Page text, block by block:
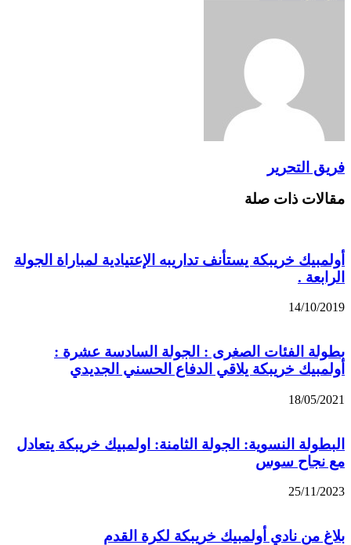
فريق التحرير
مقالات ذات صلة
أولمبيك خريبكة يستأنف تداريبه الإعتيادية لمباراة الجولة
الرابعة .
14/10/2019
بطولة الفئات الصغرى : الجولة السادسة عشرة :
أولمبيك خريبكة يلاقي الدفاع الحسني الجديدي
18/05/2021
البطولة النسوية: الجولة الثامنة: اولمبيك خريبكة يتعادل
مع نجاح سوس
25/11/2023
بلاغ من نادي أولمبيك خريبكة لكرة القدم